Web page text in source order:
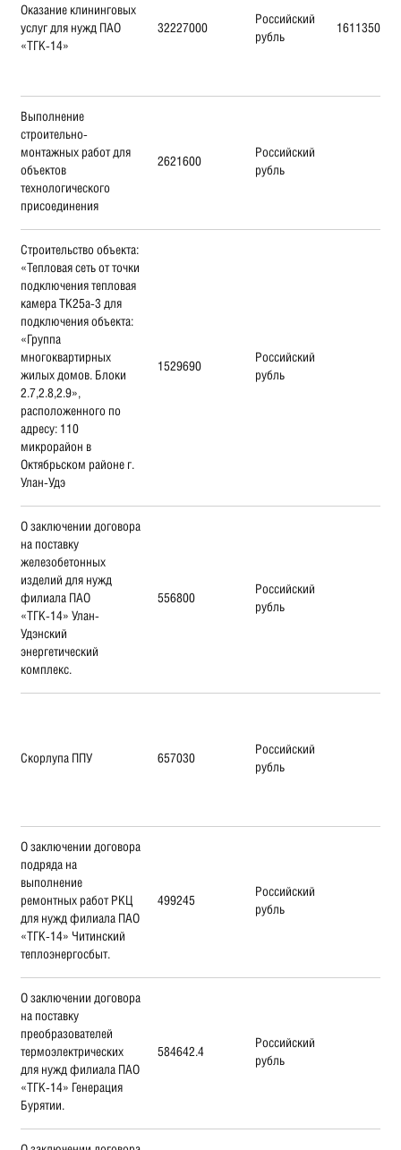
Оказание клининговых
услуг для нужд ПАО
«ТГК-14»
32227000
Российский
рубль
16113500
Выполнение
строительно-
монтажных работ для
объектов
технологического
присоединения
2621600
Российский
рубль
Строительство объекта:
«Тепловая сеть от точки
подключения тепловая
камера ТК25а-3 для
подключения объекта:
«Группа
многоквартирных
жилых домов. Блоки
2.7,2.8,2.9»,
расположенного по
адресу: 110
микрорайон в
Октябрьском районе г.
Улан-Удэ
1529690
Российский
рубль
О заключении договора
на поставку
железобетонных
изделий для нужд
филиала ПАО
«ТГК-14» Улан-
Удэнский
энергетический
комплекс.
556800
Российский
рубль
Скорлупа ППУ 657030
Российский
рубль
О заключении договора
подряда на
выполнение
ремонтных работ РКЦ
для нужд филиала ПАО
«ТГК-14» Читинский
теплоэнергосбыт.
499245
Российский
рубль
О заключении договора
на поставку
преобразователей
термоэлектрических
для нужд филиала ПАО
«ТГК-14» Генерация
Бурятии.
584642.4
Российский
рубль